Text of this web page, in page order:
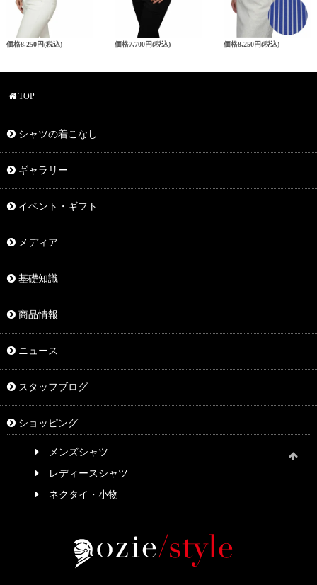
価格8,250円(税込) 価格7,700円(税込) 価格8,250円(税込)
TOP
シャツの着こなし
ギャラリー
イベント・ギフト
メディア
基礎知識
商品情報
ニュース
スタッフブログ
ショッピング
メンズシャツ
レディースシャツ
ネクタイ・小物